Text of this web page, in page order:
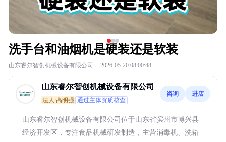
洗手台和油烟机是硬装还是软装
山东睿尔智创机械设备有限公司 · 2026-05-20 08:00:48
山东睿尔智创机械设备有限公司
法人:高明强 通过主体资质核查
咨询 进店
山东睿尔智创机械设备有限公司位于山东省滨州市博兴县
经济开发区，专注食品机械研发制造，主营消毒机、洗箱